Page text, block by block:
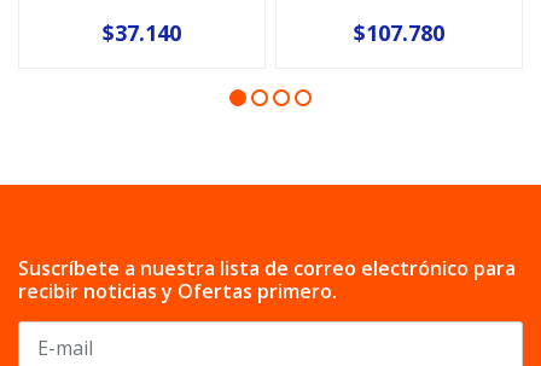
$37.140 $107.780
Suscríbete a nuestra lista de correo electrónico para
recibir noticias y Ofertas primero.